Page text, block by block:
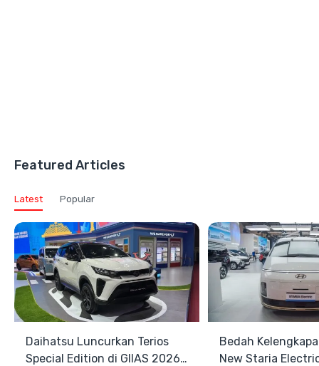
Featured Articles
Latest Popular
Daihatsu Luncurkan Terios
Special Edition di GIIAS 2026,
Bedah
New Staria